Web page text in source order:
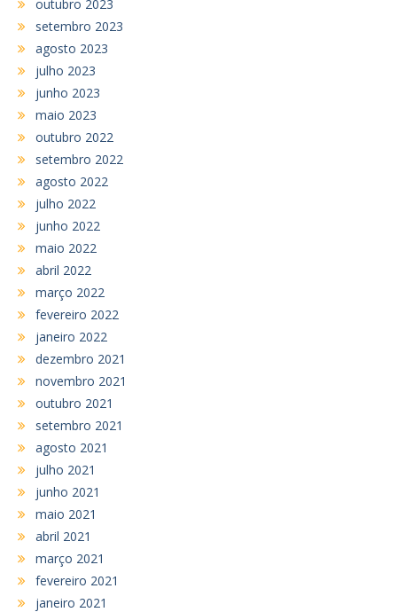
outubro 2023
setembro 2023
agosto 2023
julho 2023
junho 2023
maio 2023
outubro 2022
setembro 2022
agosto 2022
julho 2022
junho 2022
maio 2022
abril 2022
março 2022
fevereiro 2022
janeiro 2022
dezembro 2021
novembro 2021
outubro 2021
setembro 2021
agosto 2021
julho 2021
junho 2021
maio 2021
abril 2021
março 2021
fevereiro 2021
janeiro 2021